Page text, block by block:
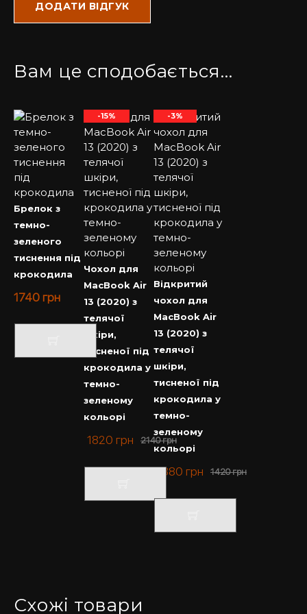
Вам це сподобається…
Брелок з
темно-
зеленого
тиснення під
крокодила
1740 грн
-15%
Чохол для
MacBook Air
13 (2020) з
телячої
шкіри,
тисненої під
крокодила у
темно-
зеленому
кольорі
2140грн
1820 грн
-3%
Відкритий
чохол для
MacBook Air
13 (2020) з
телячої
шкіри,
тисненої під
крокодила у
темно-
зеленому
кольорі
1420грн
1380 грн
Схожі товари